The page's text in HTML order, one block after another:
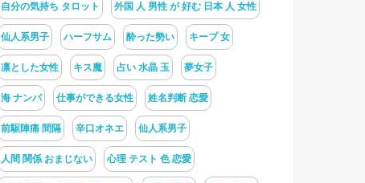
自分の気持ち タロット 外国 人 男性 が 好む 日本 人 女性
仙人系男子 ハーフサム 酔った勢い キープ 女
凛とした女性 キス魔 占い 水晶 玉 夢女子
海 ナンパ 仕事ができる女性 姓名判断 恋愛
前駆陣痛 間隔 辛口オネエ 仙人系男子
人間 関係 おまじない 心理 テスト 色 恋愛